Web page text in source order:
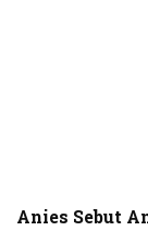
Anies Sebut